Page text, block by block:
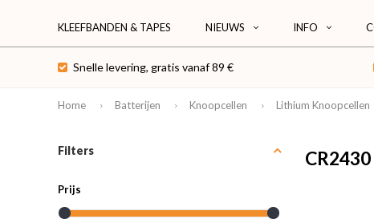
KLEEFBANDEN & TAPES NIEUWS INFO
Snelle levering, gratis vanaf 89 €
Home Batterijen Knoopcellen Lithium Knoopcellen
Filters
Prijs
CR2430